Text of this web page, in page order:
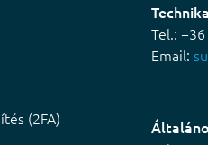
(2FA)
Tel.:
Email: